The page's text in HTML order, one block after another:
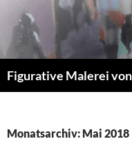
Inhalt
springen
Monatsarchiv: Mai 2018